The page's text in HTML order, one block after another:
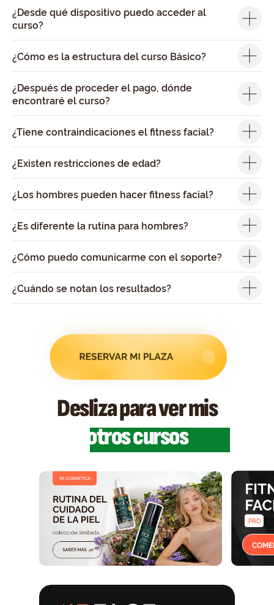
¿Desde qué dispositivo puedo acceder al
curso?
¿Cómo es la estructura del curso Básico?
¿Después de proceder el pago, dónde
encontraré el curso?
¿Tiene contraindicaciones el fitness facial?
¿Existen restricciones de edad?
¿Los hombres pueden hacer fitness facial?
¿Es diferente la rutina para hombres?
¿Cómo puedo comunicarme con el soporte?
¿Cuándo se notan los resultados?
Desliza para ver mis
otros cursos
PRO